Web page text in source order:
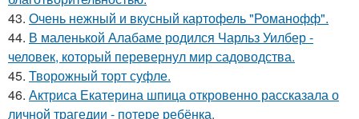
43. Очень нежный и вкусный картофель "Романофф".
44. В маленькой Алабаме родился Чарльз Уилбер -
человек, который перевернул мир садоводства.
45. Творожный торт суфле.
46. Актриса Екатерина шпица откровенно рассказала о
личной трагедии - потере ребёнка.